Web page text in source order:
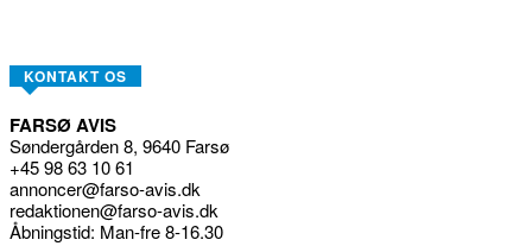
KONTAKT OS
FARSØ AVIS
Søndergården 8, 9640 Farsø
+45 98 63 10 61
annoncer@farso-avis.dk
redaktionen@farso-avis.dk
Åbningstid: Man-fre 8-16.30